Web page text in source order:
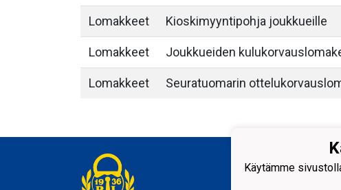
Lomakkeet Kioskimyyntipohja joukkueille
Lomakkeet Joukkueiden
Lomakkeet Seuratuomarin
Rauman
Käytämme